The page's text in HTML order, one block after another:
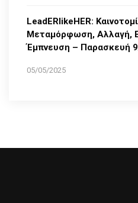
LeadERlikeHER:
Μεταμόρφωση, Αλλαγή,
Έμπνευση – Παρασκευή
05/05/2025